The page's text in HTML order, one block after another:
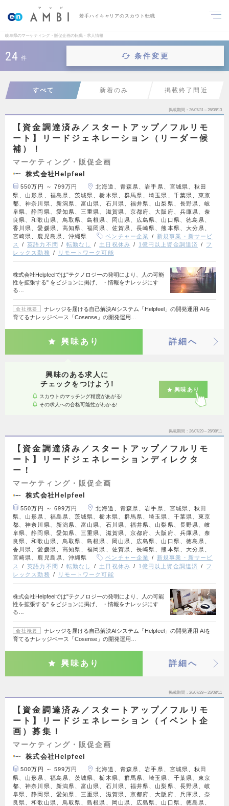
若手ハイキャリアのスカウト転職
岐阜県のマーケティング・販促企画の転職・求人情報
24 件 条件変更
すべて 新着のみ 掲載終了間近
掲載期間 26/07/31～26/08/13
【資金調達済み／スタートアップ／フルリモ
ート】リードジェネレーション（リーダー候
補）！
マーケティング・販促企画
株式会社Helpfeel
550万円 ～ 799万円
北海道、青森県、岩手県、宮城県、秋田
県、山形県、福島県、茨城県、栃木県、群馬県、埼玉県、千葉県、東京
都、神奈川県、新潟県、富山県、石川県、福井県、山梨県、長野県、岐
阜県、静岡県、愛知県、三重県、滋賀県、京都府、大阪府、兵庫県、奈
良県、和歌山県、鳥取県、島根県、岡山県、広島県、山口県、徳島県、
香川県、愛媛県、高知県、福岡県、佐賀県、長崎県、熊本県、大分県、
宮崎県、鹿児島県、沖縄県
ベンチャー企業
新規事業・新サービ
ス
英語力不問 転勤なし 土日祝休み 1億円以上資金調達済
フ
レックス勤務
リモートワーク可能
株式会社Helpfeelでは"テクノロジーの発明により、人の可能
性を拡張する" をビジョンに掲げ、 ・情報をナレッジにす
る…
会社概要
ナレッジを届ける自己解決AIシステム「Helpfeel」の開発運用 AIを
育てるナレッジベース「Cosense」の開発運用…
興味あり 詳細へ
興味のある求人に
チェックをつけよう!
スカウトのマッチング精度があがる!
その求人への合格可能性がわかる!
興味あり
掲載期間 26/07/29～26/08/11
【資金調達済み／スタートアップ／フルリモ
ート】リードジェネレーションディレクタ
ー！
マーケティング・販促企画
株式会社Helpfeel
550万円 ～ 699万円
北海道、青森県、岩手県、宮城県、秋田
県、山形県、福島県、茨城県、栃木県、群馬県、埼玉県、千葉県、東京
都、神奈川県、新潟県、富山県、石川県、福井県、山梨県、長野県、岐
阜県、静岡県、愛知県、三重県、滋賀県、京都府、大阪府、兵庫県、奈
良県、和歌山県、鳥取県、島根県、岡山県、広島県、山口県、徳島県、
香川県、愛媛県、高知県、福岡県、佐賀県、長崎県、熊本県、大分県、
宮崎県、鹿児島県、沖縄県
ベンチャー企業
新規事業・新サービ
ス
英語力不問 転勤なし 土日祝休み 1億円以上資金調達済
フ
レックス勤務
リモートワーク可能
株式会社Helpfeelでは"テクノロジーの発明により、人の可能
性を拡張する" をビジョンに掲げ、 ・情報をナレッジにす
る…
会社概要
ナレッジを届ける自己解決AIシステム「Helpfeel」の開発運用 AIを
育てるナレッジベース「Cosense」の開発運用…
興味あり 詳細へ
掲載期間 26/07/29～26/08/11
【資金調達済み／スタートアップ／フルリモ
ート】リードジェネレーション（イベント企
画）募集！
マーケティング・販促企画
株式会社Helpfeel
500万円 ～ 599万円
北海道、青森県、岩手県、宮城県、秋田
県、山形県、福島県、茨城県、栃木県、群馬県、埼玉県、千葉県、東京
都、神奈川県、新潟県、富山県、石川県、福井県、山梨県、長野県、岐
阜県、静岡県、愛知県、三重県、滋賀県、京都府、大阪府、兵庫県、奈
良県、和歌山県、鳥取県、島根県、岡山県、広島県、山口県、徳島県、